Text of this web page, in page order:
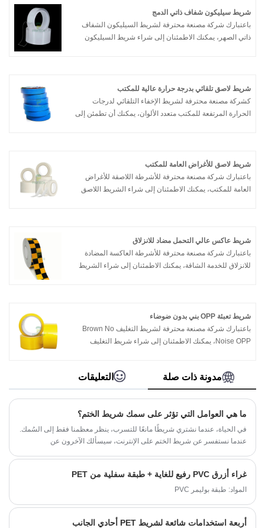
شريط سيليكون شفاف ذاتي الدمج
باعتبارك شركة مصنعة محترفة لشريط السيليكون الشفاف
ذاتي الصهر، يمكنك الاطمئنان إلى شراء شريط السيليكون
شريط لاصق تلقائي بدرجة حرارة عالية للمكتب
كشركة مصنعة محترفة لشريط الإخفاء التلقائي لدرجات
الحرارة المرتفعة للمكتب متعدد الألوان، يمكنك أن تطمئن إلى
شريط لاصق للأغراض العامة للمكتب
باعتبارك شركة مصنعة محترفة للأشرطة اللاصقة للأغراض
العامة للمكتب، يمكنك الاطمئنان إلى شراء الشريط اللاصق
شريط عاكس عالي التحمل مضاد للانزلاق
باعتبارك شركة مصنعة محترفة للأشرطة العاكسة المضادة
للانزلاق للخدمة الشاقة، يمكنك الاطمئنان إلى شراء الشريط
شريط تعبئة OPP بني بدون ضوضاء
باعتبارك شركة مصنعة محترفة لشريط التغليف Brown No
Noise OPP، يمكنك الاطمئنان إلى شراء شريط التغليف
مدونة ذات صلة التعليقات
ما هي العوامل التي تؤثر على سمك شريط الختم؟
​في الحياة، عندما نشتري شريطًا مانعًا للتسرب، ينظر معظمنا فقط إلى السُمك.
عندما نستفسر عن شريط الختم على الإنترنت، سيسألك الآخرون عن
غراء أزرق PVC رفيع للغاية + طبقة سفلية من PET
المواد: طبقة بوليمر PVC
أربعة استخدامات شائعة لشريط PET أحادي الجانب